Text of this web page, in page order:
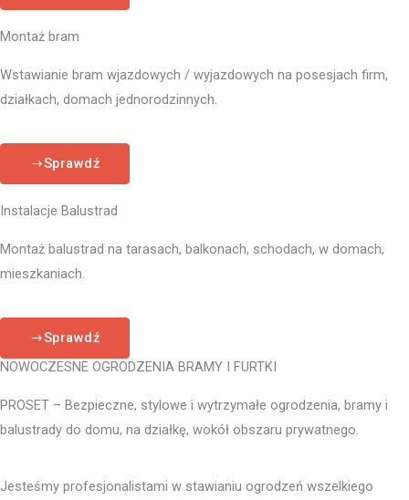
Montaż bram
Wstawianie bram wjazdowych / wyjazdowych na posesjach firm,
działkach, domach jednorodzinnych.
Sprawdź
Instalacje Balustrad
Montaż balustrad na tarasach, balkonach, schodach, w domach,
mieszkaniach.
Sprawdź
NOWOCZESNE OGRODZENIA BRAMY I FURTKI
PROSET – Bezpieczne, stylowe i wytrzymałe ogrodzenia, bramy i
balustrady do domu, na działkę, wokół obszaru prywatnego.
Jesteśmy profesjonalistami w stawianiu ogrodzeń wszelkiego